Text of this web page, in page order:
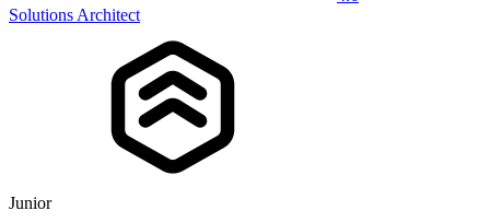
Solutions Architect
Junior